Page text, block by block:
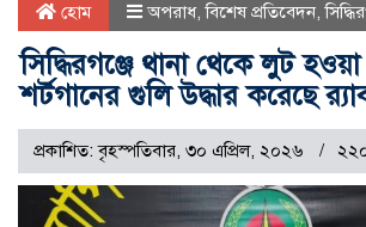
হোম অপরাধ,বিশেষ প্রতিবেদন,
সিদ্ধিরগঞ্জে থানা থেকে লুট
শর্টগানের গুলি উদ্ধার করেছে
প্রকাশিত: বৃহস্পতিবার, ৩০ এপ্রিল, ২০২৬